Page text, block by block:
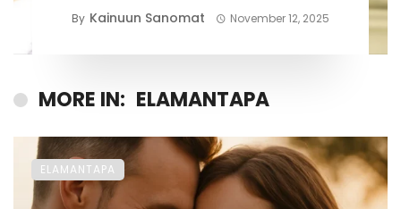
By Kainuun Sanomat November 12, 2025
MORE IN: ELAMANTAPA
ELAMANTAPA